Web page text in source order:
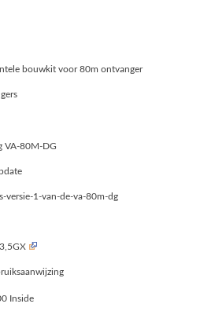
bouwkit voor 80m ontvanger
VA-80M-DG
versie-1-van-de-va-80m-dg
Inside